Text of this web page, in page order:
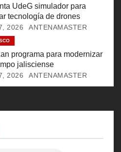
UdeG simulador para
tecnología de drones
2026 ANTENAMASTER
programa para modernizar
jalisciense
2026 ANTENAMASTER